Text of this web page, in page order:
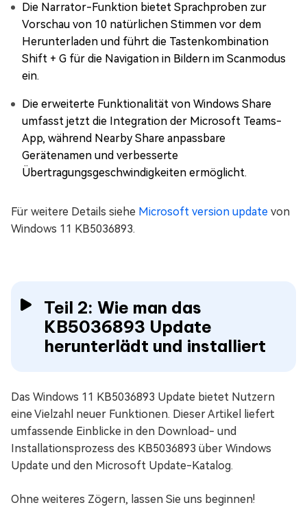
Die Narrator-Funktion bietet Sprachproben zur
Vorschau von 10 natürlichen Stimmen vor dem
Herunterladen und führt die Tastenkombination
Shift + G für die Navigation in Bildern im Scanmodus
ein.
Die erweiterte Funktionalität von Windows Share
umfasst jetzt die Integration der Microsoft Teams-
App, während Nearby Share anpassbare
Gerätenamen und verbesserte
Übertragungsgeschwindigkeiten ermöglicht.
Für weitere Details siehe Microsoft version update von
Windows 11 KB5036893.
Teil 2: Wie man das
KB5036893 Update
herunterlädt und installiert
Das Windows 11 KB5036893 Update bietet Nutzern
eine Vielzahl neuer Funktionen. Dieser Artikel liefert
umfassende Einblicke in den Download- und
Installationsprozess des KB5036893 über Windows
Update und den Microsoft Update-Katalog.
Ohne weiteres Zögern, lassen Sie uns beginnen!